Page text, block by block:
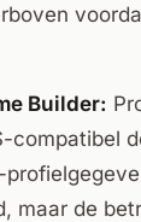
Builder:
compatibel
maar de